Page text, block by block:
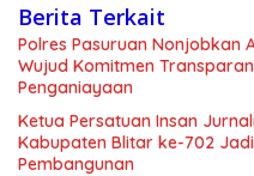
Berita Terkait
Polres Pasuruan Nonjobkan
Wujud Komitmen
Penganiayaan
Ketua Persatuan Insan
Kabupaten Blitar ke-702
Pembangunan